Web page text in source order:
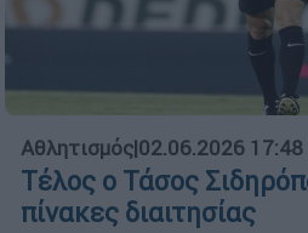
Αθλητισμός|02.06.2026 17:48
Τέλος ο Τάσος
πίνακες διαιτησίας